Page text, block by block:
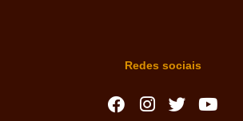
Redes sociais